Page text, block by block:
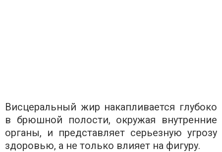
Висцеральный жир накапливается глубоко
в брюшной полости, окружая внутренние
органы, и представляет серьезную угрозу
здоровью, а не только влияет на фигуру.